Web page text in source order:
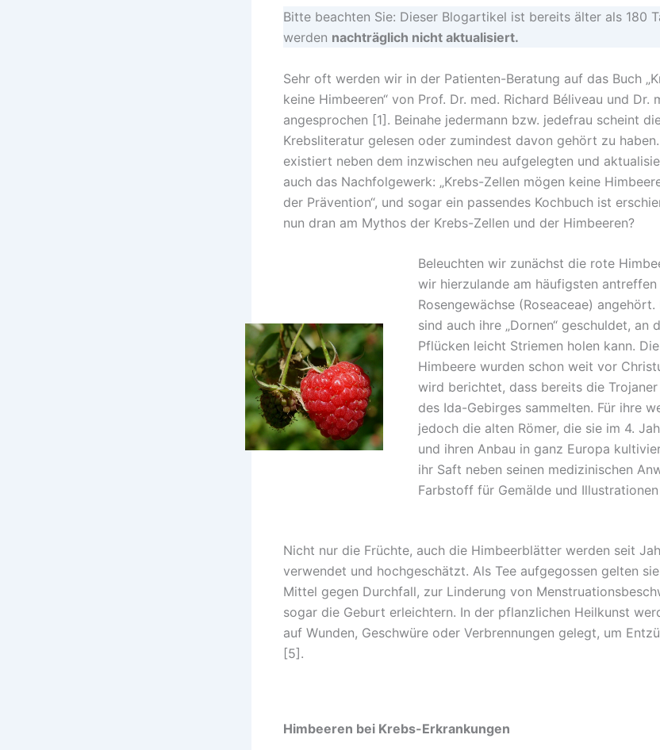
Bitte beachten Sie: Dieser Blogartikel ist bereits älter als 180
werden nachträglich nicht aktualisiert.
Sehr oft werden wir in der Patienten-Beratung auf das Buch
keine Himbeeren“ von Prof. Dr. med. Richard Béliveau und Dr.
angesprochen [1]. Beinahe jedermann bzw. jedefrau scheint
Krebsliteratur gelesen oder zumindest davon gehört zu
existiert neben dem inzwischen neu aufgelegten und
auch das Nachfolgewerk: „Krebs-Zellen mögen keine
der Prävention“, und sogar ein passendes Kochbuch ist
nun dran am Mythos der Krebs-Zellen und der Himbeeren?
Beleuchten wir zunächst die rote
wir hierzulande am häufigsten
Rosengewächse (Roseaceae)
sind auch ihre „Dornen“ geschuldet, an
Pflücken leicht Striemen holen kann.
Himbeere wurden schon weit vor
wird berichtet, dass bereits die
des Ida-Gebirges sammelten. Für ihre
jedoch die alten Römer, die sie im 4.
und ihren Anbau in ganz Europa
ihr Saft neben seinen medizinischen
Farbstoff für Gemälde und
Nicht nur die Früchte, auch die Himbeerblätter werden seit
verwendet und hochgeschätzt. Als Tee aufgegossen gelten
Mittel gegen Durchfall, zur Linderung von
sogar die Geburt erleichtern. In der pflanzlichen Heilkunst
auf Wunden, Geschwüre oder Verbrennungen gelegt, um
[5].
Himbeeren bei Krebs-Erkrankungen